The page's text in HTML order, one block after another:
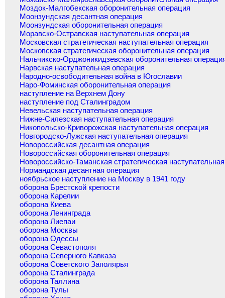
Моздок-Малгобекская оборонительная операция
Моонзундская десантная операция
Моонзундская оборонительная операция
Моравско-Остравская наступательная операция
Московская стратегическая наступательная операция
Московская стратегическая оборонительная операция
Нальчикско-Орджоникидзевская оборонительная
Нарвская наступательная операция
Народно-освободительная война в Югославии
Наро-Фоминская оборонительная операция
наступление на Верхнем Дону
наступление под Сталинградом
Невельская наступательная операция
Нижне-Силезская наступательная операция
Никопольско-Криворожская наступательная операция
Новгородско-Лужская наступательная операция
Новороссийская десантная операция
Новороссийская оборонительная операция
Новороссийско-Таманская стратегическая
Нормандская десантная операция
ноябрьское наступление на Москву в 1941 году
оборона Брестской крепости
оборона Карелии
оборона Киева
оборона Ленинграда
оборона Лиепаи
оборона Москвы
оборона Одессы
оборона Севастополя
оборона Северного Кавказа
оборона Советского Заполярья
оборона Сталинграда
оборона Таллина
оборона Тулы